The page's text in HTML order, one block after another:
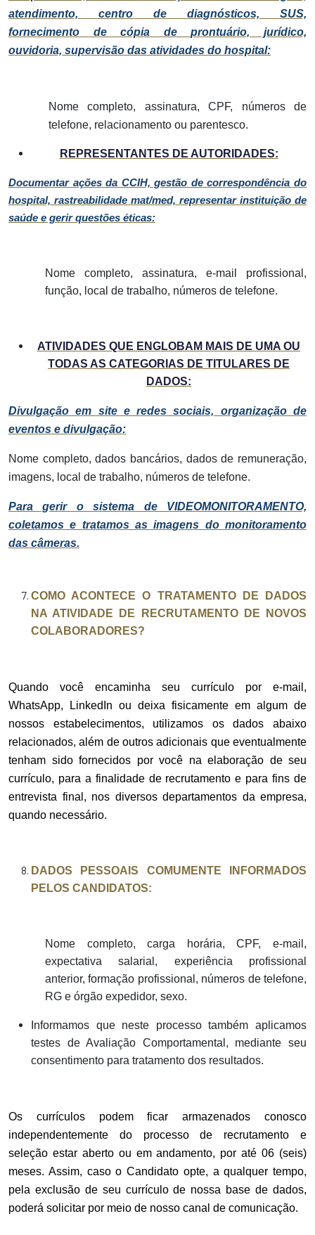
atendimento, centro de diagnósticos, SUS,
fornecimento de cópia de prontuário, jurídico,
ouvidoria, supervisão das atividades do hospital:
Nome completo, assinatura, CPF, números de
telefone, relacionamento ou parentesco.
REPRESENTANTES DE AUTORIDADES:
Documentar ações da CCIH, gestão de correspondência do
hospital, rastreabilidade mat/med, representar instituição de
saúde e gerir questões éticas:
Nome completo, assinatura, e-mail profissional,
função, local de trabalho, números de telefone.
ATIVIDADES QUE ENGLOBAM MAIS DE UMA OU
TODAS AS CATEGORIAS DE TITULARES DE
DADOS:
Divulgação em site e redes sociais, organização de
eventos e divulgação:
Nome completo, dados bancários, dados de remuneração,
imagens, local de trabalho, números de telefone.
Para gerir o sistema de VIDEOMONITORAMENTO,
coletamos e tratamos as imagens do monitoramento
das câmeras.
COMO ACONTECE O TRATAMENTO DE DADOS
NA ATIVIDADE DE RECRUTAMENTO DE NOVOS
COLABORADORES?
Quando você encaminha seu currículo por e-mail,
WhatsApp, LinkedIn ou deixa fisicamente em algum de
nossos estabelecimentos, utilizamos os dados abaixo
relacionados, além de outros adicionais que eventualmente
tenham sido fornecidos por você na elaboração de seu
currículo, para a finalidade de recrutamento e para fins de
entrevista final, nos diversos departamentos da empresa,
quando necessário.
DADOS PESSOAIS COMUMENTE INFORMADOS
PELOS CANDIDATOS:
Nome completo, carga horária, CPF, e-mail,
expectativa salarial, experiência profissional
anterior, formação profissional, números de telefone,
RG e órgão expedidor, sexo.
Informamos que neste processo também aplicamos
testes de Avaliação Comportamental, mediante seu
consentimento para tratamento dos resultados.
Os currículos podem ficar armazenados conosco
independentemente do processo de recrutamento e
seleção estar aberto ou em andamento, por até 06 (seis)
meses. Assim, caso o Candidato opte, a qualquer tempo,
pela exclusão de seu currículo de nossa base de dados,
poderá solicitar por meio de nosso canal de comunicação.